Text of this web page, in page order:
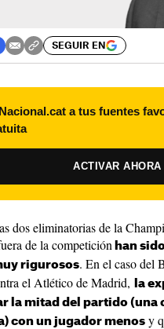
SEGUIR EN
a tus fuentes
ACTIVAR
dos eliminatorias de la
de la competición han
rigurosos. En el caso del
el Atlético de Madrid,
la
la mitad del partido (una
con un jugador menos y